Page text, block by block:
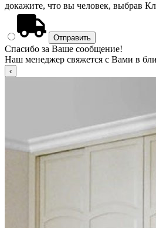
докажите, что вы человек, выбрав
Спасибо за Ваше сообщение!
Наш менеджер свяжется с Вами в